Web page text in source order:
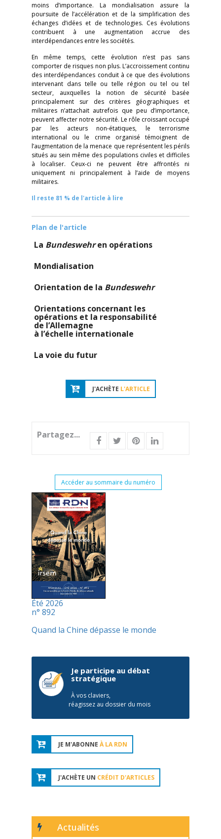
moins d’importance. La mondialisation assure la
poursuite de l’accélération et de la simplification des
échanges d’idées et de technologies. Ces évolutions
contribuent à une augmentation accrue des
interdépendances entre les sociétés.
En même temps, cette évolution n’est pas sans
comporter de risques non plus. L’accroissement continu
des interdépendances conduit à ce que des évolutions
intervenant dans telle ou telle région ou tel ou tel
secteur, auxquelles la notion de sécurité basée
principalement sur des critères géographiques et
militaires n’attachait autrefois que peu d’importance,
peuvent affecter notre sécurité. Le rôle croissant occupé
par les acteurs non-étatiques, le terrorisme
international ou le crime organisé témoignent de
l’augmentation de la menace que représentent les périls
situés au sein même des populations civiles et difficiles
à localiser. Ceux-ci ne peuvent être affrontés ni
uniquement ni principalement à l’aide de moyens
militaires.
Il reste 81 % de l'article à lire
Plan de l'article
La Bundeswehren opérations
Mondialisation
Orientation de la Bundeswehr
Orientations concernant les
opérations et la responsabilité
de l’Allemagne
à l’échelle internationale
La voie du futur
J'ACHÈTE L'ARTICLE
Partagez...
Accéder au sommaire du numéro
Été 2026
n° 892
Quand la Chine dépasse le monde
Je participe au débat
stratégique
À vos claviers,
réagissez au dossier du mois
JE M'ABONNE À LA RDN
J'ACHÈTE UN CRÉDIT D'ARTICLES
Actualités